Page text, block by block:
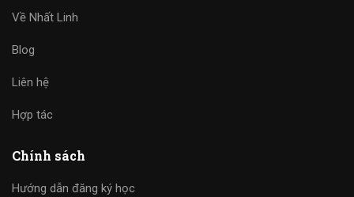
Về Nhất Linh
Blog
Liên hệ
Hợp tác
Chính sách
Hướng dẫn đăng ký học